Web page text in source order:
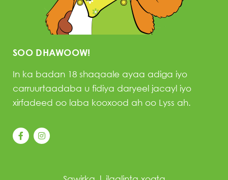
SOO DHAWOOW!
In ka badan 18 shaqaale ayaa adiga iyo
carruurtaadaba u fidiya daryeel jacayl iyo
xirfadeed oo laba kooxood ah oo Lyss ah.